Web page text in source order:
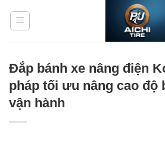
Đắp bánh xe nâng điện
pháp tối ưu nâng cao độ
vận hành